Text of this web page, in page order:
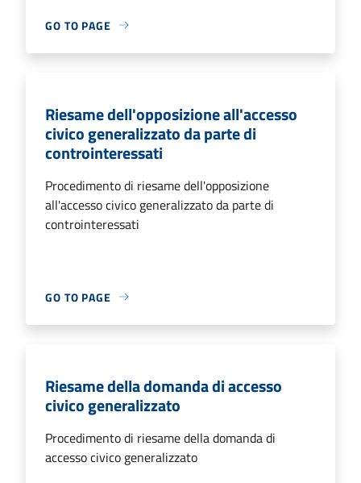
GO TO PAGE
Riesame dell'opposizione all'accesso
civico generalizzato da parte di
controinteressati
Procedimento di riesame dell'opposizione
all'accesso civico generalizzato da parte di
controinteressati
GO TO PAGE
Riesame della domanda di accesso
civico generalizzato
Procedimento di riesame della domanda di
accesso civico generalizzato